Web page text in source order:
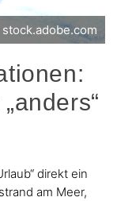
direkt ein
am Meer,